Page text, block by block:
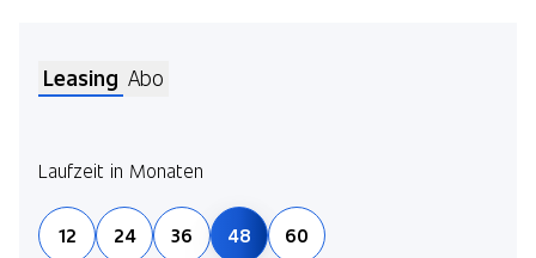
Leasing Abo
Laufzeit in Monaten
12 24 36 48
60